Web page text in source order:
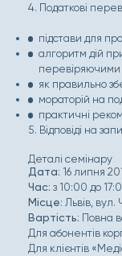
4. Податкові
підстави для
алгоритм дій
перевіряючими
як правильно
мораторій на
практичні
5. Відповіді на
Деталі семінару
Дата: 16 липня
Час: з 10:00 до
Місце: Львів, вул.
Вартість: Повна
Для абонентів
Для клієнтів